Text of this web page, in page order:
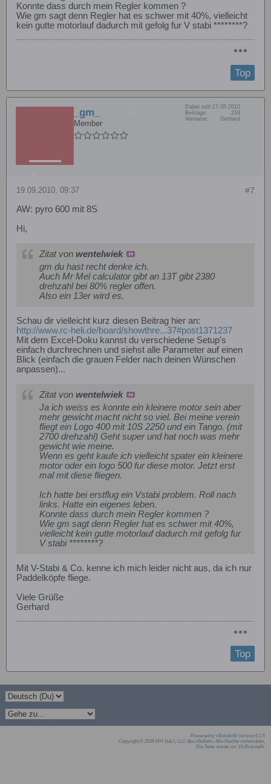
Konnte dass durch mein Regler kommen ?
Wie gm sagt denn Regler hat es schwer mit 40%, vielleicht
kein gutte motorlauf dadurch mit gefolg fur V stabi ********?
Top
_gm_
Member
Dabei seit: 17.05.2010
Beiträge:
219
Vorname:
Gerhard
#7
19.09.2010, 09:37
AW: pyro 600 mit 8S
Hi,
Zitat von wentelwiek
gm du hast recht denke ich.
Auch Mr Mel calculator gibt an 13T gibt 2380
drehzahl bei 80% regler offen.
Also ein 13er wird es.
Schau dir vielleicht kurz diesen Beitrag hier an:
http://www.rc-heli.de/board/showthre...37#post1371237
Mit dem Excel-Doku kannst du verschiedene Setup's
einfach durchrechnen und siehst alle Parameter auf einen
Blick (einfach die grauen Felder nach deinen Wünschen
anpassen)...
Zitat von wentelwiek
Ja ich weiss es konnte ein kleinere motor sein aber
mehr gewicht macht nicht so viel. Bei meine verein
fliegt ein Logo 400 mit 10S 2250 und ein Tango. (mit
2700 drehzahl) Geht super und hat noch was mehr
gewicht wie meine.
Wenn es geht kaufe ich vielleicht spater ein kleinere
motor oder ein logo 500 fur diese motor. Jetzt erst
mal mit diese fliegen.
Ich hatte bei erstflug ein Vstabi problem. Roll nach
links. Hatte ein eigenes leben.
Konnte dass durch mein Regler kommen ?
Wie gm sagt denn Regler hat es schwer mit 40%,
vielleicht kein gutte motorlauf dadurch mit gefolg fur
V stabi ********?
Mit V-Stabi & Co. kenne ich mich leider nicht aus, da ich nur
Paddelköpfe fliege.
Viele Grüße
Gerhard
Top
Powered by vBulletin® Version 6.1.5
Copyright © 2026 MH Sub I, LLC dba vBulletin. Alle Rechte vorbehalten.
Die Seite wurde um 10:45 erstellt.